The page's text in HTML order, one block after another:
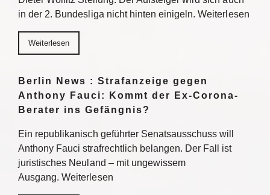
in der 2. Bundesliga nicht hinten einigeln. Weiterlesen
Weiterlesen
Berlin News : Strafanzeige gegen
Anthony Fauci: Kommt der Ex-Corona-
Berater ins Gefängnis?
Ein republikanisch geführter Senatsausschuss will
Anthony Fauci strafrechtlich belangen. Der Fall ist
juristisches Neuland – mit ungewissem
Ausgang. Weiterlesen